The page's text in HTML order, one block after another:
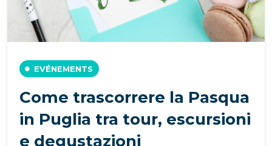
EVÉNEMENTS
Come trascorrere la Pasqua
in Puglia tra tour, escursioni
e degustazioni